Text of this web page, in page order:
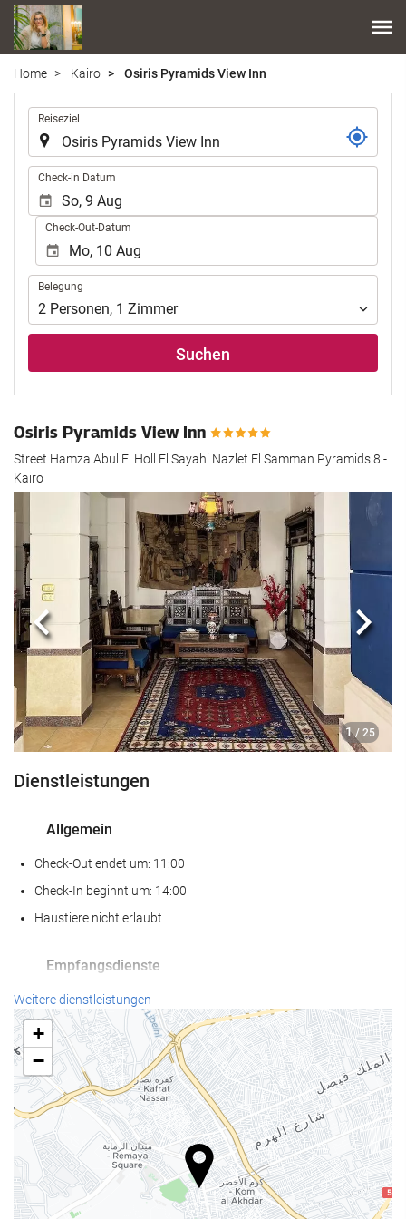
Home Kairo Osiris Pyramids View Inn
Reiseziel
Check-in Datum
Check-Out-Datum
Belegung
Belegung
2 Personen, 1 Zimmer
Suchen
Osiris Pyramids View Inn
Street Hamza Abul El Holl El Sayahi Nazlet El Samman Pyramids 8 -
Kairo
1 / 25
Zurück
Dienstleistungen
Allgemein
Check-Out endet um: 11:00
Check-In beginnt um: 14:00
Haustiere nicht erlaubt
Empfangsdienste
24-Stunden-Rezeption
Gepäckaufbewahrung
Parkplatz
Parkplatz
Internet
Kostenloses Wi-Fi
Weitere dienstleistungen
+
−